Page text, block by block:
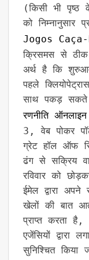
(किसी भी
को निम्नानुसार
Jogos
क्रिसमस से
अर्थ है कि
पहले
साथ पकड़ सकते
रणनीति
3, वेब पोकर
ग्रेट हॉल ऑफ
ढंग से सक्रिय
रविवार को
ईमेल द्वारा
खेलों की बात
प्राप्त करता
एजेंसियों द्वारा
सुनिश्चित